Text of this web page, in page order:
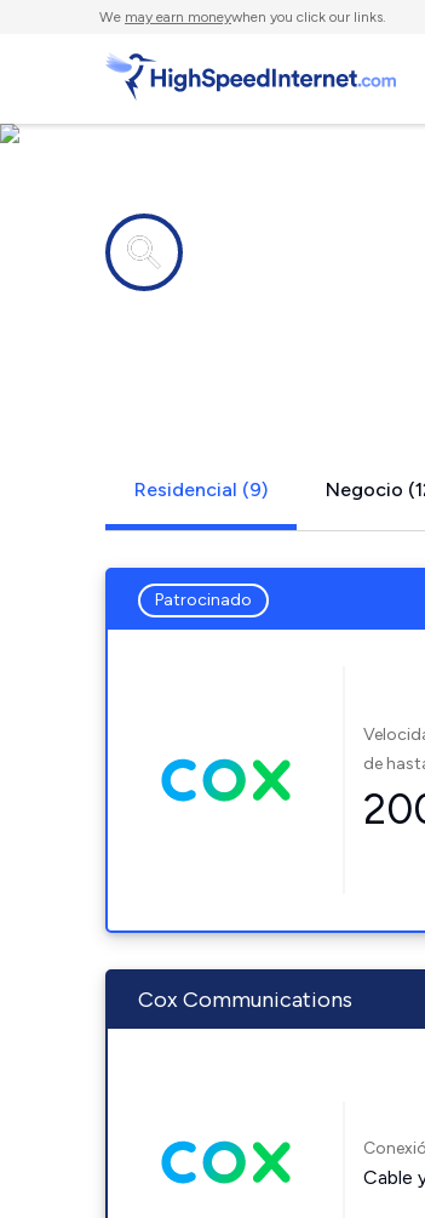
We may earn moneywhen you click our links.
Residencial (9) Negocio
Patrocinado
de
Cox Communications
Cable